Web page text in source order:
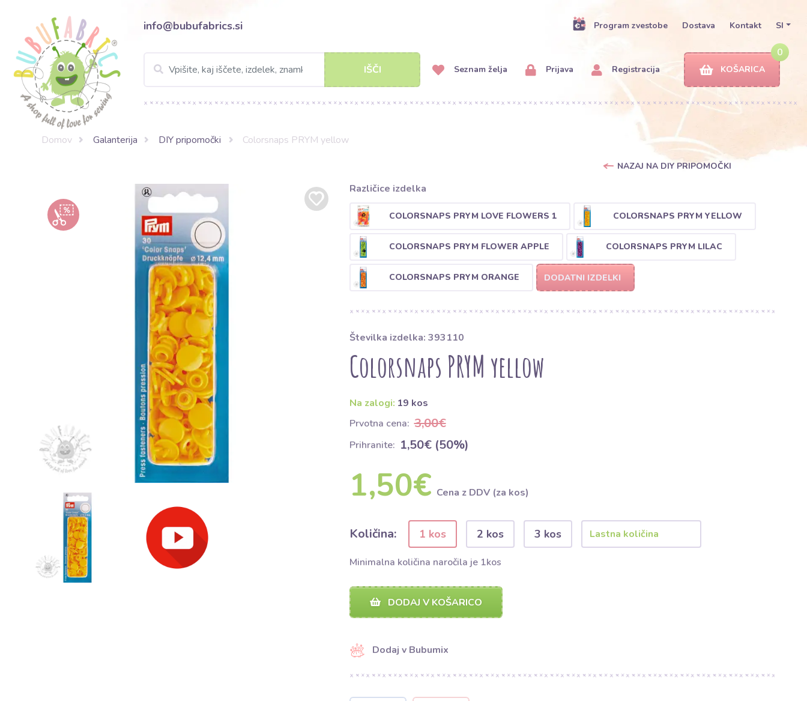
info@bubufabrics.si Program zvestobe Dostava Kontakt SI
IŠČI Seznam želja Prijava Registracija
0
KOŠARICA
Domov Galanterija DIY pripomočki Colorsnaps PRYM yellow
NAZAJ NA DIY PRIPOMOČKI
Različice izdelka
COLORSNAPS PRYM LOVE FLOWERS 1 COLORSNAPS PRYM YELLOW
COLORSNAPS PRYM FLOWER APPLE COLORSNAPS PRYM LILAC
COLORSNAPS PRYM ORANGE DODATNI IZDELKI
Številka izdelka: 393110
Colorsnaps PRYM yellow
Na zalogi: 19 kos
Prvotna cena: 3,00€
Prihranite: 1,50€ (50%)
1,50€ Cena z DDV (za kos)
Količina: 1 kos 2 kos 3 kos
Minimalna količina naročila je 1kos
DODAJ V KOŠARICO
Dodaj v Bubumix